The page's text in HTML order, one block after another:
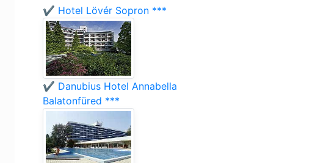
✔️ Hotel Lövér Sopron ***
✔️ Danubius Hotel Annabella
Balatonfüred ***